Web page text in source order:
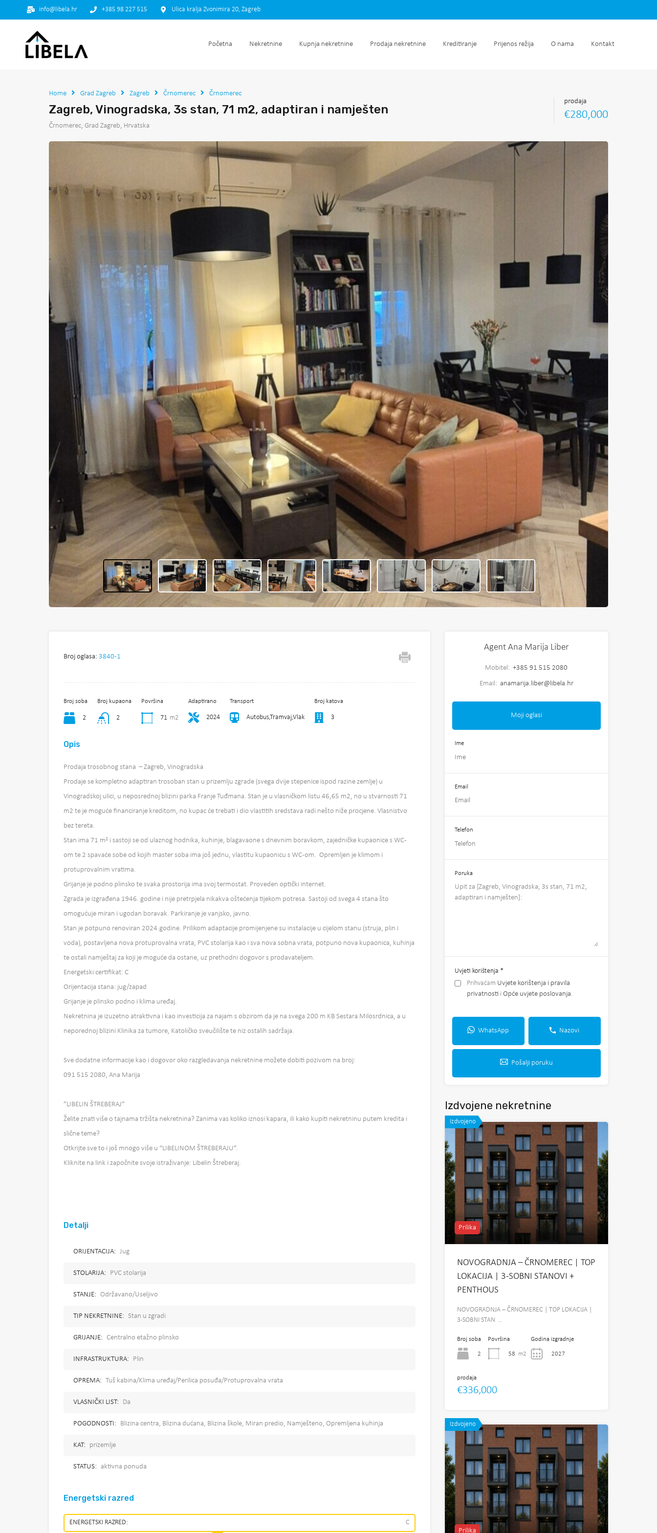
Početna Nekretnine Kupnja nekretnine Prodaja nekretnine Kreditiranje Prijenos režija O nama Kontakt
info@libela.hr +385 98 227 515 Ulica kralja Zvonimira 20, Zagreb
Početna Nekretnine Kupnja nekretnine Prodaja nekretnine Kreditiranje Prijenos režija O nama Kontakt
Home Grad Zagreb Zagreb Črnomerec Črnomerec
Zagreb, Vinogradska, 3s stan, 71 m2, adaptiran i namješten
Črnomerec, Grad Zagreb, Hrvatska
prodaja
€280,000
Broj oglasa: 3840-1
Broj soba
2
Broj kupaona
2
Površina
71 m2
Adaptirano
2024
Transport
Autobus,Tramvaj,Vlak
Broj katova
3
Opis
Prodaja trosobnog stana – Zagreb, Vinogradska
Prodaje se kompletno adaptiran trosoban stan u prizemlju zgrade (svega dvije stepenice ispod razine zemlje) u
Vinogradskoj ulici, u neposrednoj blizini parka Franje Tuđmana. Stan je u vlasničkom listu 46,65 m2, no u stvarnosti 71
m2 te je moguće financiranje kreditom, no kupac će trebati i dio vlastitih sredstava radi nešto niže procjene. Vlasnistvo
bez tereta.
Stan ima 71 m² i sastoji se od ulaznog hodnika, kuhinje, blagavaone s dnevnim boravkom, zajedničke kupaonice s WC-
om te 2 spavaće sobe od kojih master soba ima još jednu, vlastitu kupaonicu s WC-om. Opremljen je klimom i
protuprovalnim vratima.
Grijanje je podno plinsko te svaka prostorija ima svoj termostat. Proveden optički internet.
Zgrada je izgrađena 1946. godine i nije pretrpjela nikakva oštećenja tijekom potresa. Sastoji od svega 4 stana što
omogućuje miran i ugodan boravak. Parkiranje je vanjsko, javno.
Stan je potpuno renoviran 2024.godine. Prilikom adaptacije promijenjene su instalacije u cijelom stanu (struja, plin i
voda), postavljena nova protuprovalna vrata, PVC stolarija kao i sva nova sobna vrata, potpuno nova kupaonica, kuhinja
te ostali namještaj za koji je moguće da ostane, uz prethodni dogovor s prodavateljem.
Energetski certifikat: C
Orijentacija stana: jug/zapad
Grijanje je plinsko podno i klima uređaj.
Nekretnina je izuzetno atraktivna i kao investicija za najam s obzirom da je na svega 200 m KB Sestara Milosrdnica, a u
neporednoj blizini Klinika za tumore, Katoličko sveučilište te niz ostalih sadržaja.
Sve dodatne informacije kao i dogovor oko razgledavanja nekretnine možete dobiti pozivom na broj:
091 515 2080, Ana Marija
”LIBELIN ŠTREBERAJ”
Želite znati više o tajnama tržišta nekretnina? Zanima vas koliko iznosi kapara, ili kako kupiti nekretninu putem kredita i
slične teme?
Otkrijte sve to i još mnogo više u “LIBELINOM ŠTREBERAJU”.
Kliknite na link i započnite svoje istraživanje: Libelin Štreberaj.
Detalji
ORIJENTACIJA: Jug
STOLARIJA: PVC stolarija
STANJE: Održavano/Useljivo
TIP NEKRETNINE: Stan u zgradi
GRIJANJE: Centralno etažno plinsko
INFRASTRUKTURA: Plin
OPREMA: Tuš kabina/Klima uređaj/Perilica posuđa/Protuprovalna vrata
VLASNIČKI LIST: Da
POGODNOSTI: Blizina centra, Blizina dućana, Blizina škole, Miran predio, Namješteno, Opremljena kuhinja
KAT: prizemlje
STATUS: aktivna ponuda
Energetski razred
ENERGETSKI RAZRED: C
Agent Ana Marija Liber
Mobitel: +385 91 515 2080
Email: anamarija.liber@libela.hr
Moji oglasi
Ime
Email
Telefon
Poruka
Uvjeti korištenja *
Prihvaćam Uvjete korištenja i pravila
privatnosti i Opće uvjete poslovanja.
WhatsApp Nazovi
Pošalji poruku
Izdvojene nekretnine
Izdvojeno
Prilika
NOVOGRADNJA – ČRNOMEREC | TOP
LOKACIJA | 3-SOBNI STANOVI +
PENTHOUS
NOVOGRADNJA – ČRNOMEREC | TOP LOKACIJA |
3-SOBNI STAN …
Broj soba
2
Površina
58 m2
Godina izgradnje
2027
prodaja
€336,000
Izdvojeno
Prilika